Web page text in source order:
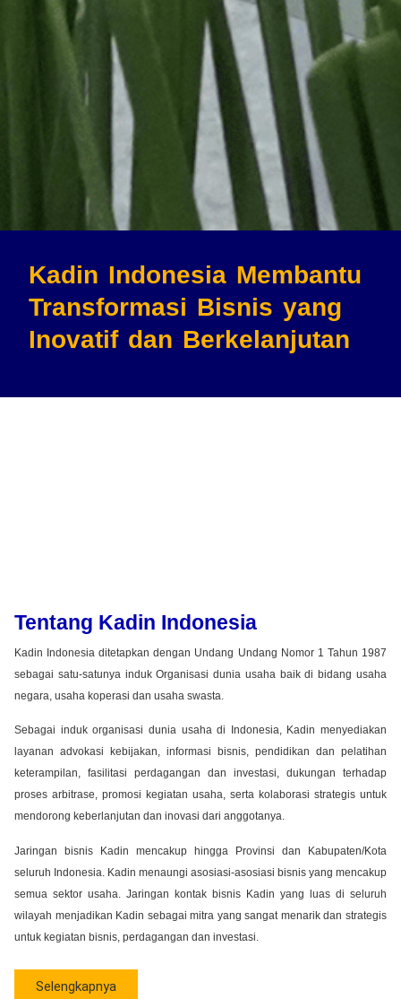
Kadin Indonesia Membantu
Transformasi Bisnis yang
Inovatif dan Berkelanjutan
Tentang Kadin Indonesia
Kadin Indonesia ditetapkan dengan Undang Undang Nomor 1 Tahun 1987
sebagai satu-satunya induk Organisasi dunia usaha baik di bidang usaha
negara, usaha koperasi dan usaha swasta.
Sebagai induk organisasi dunia usaha di Indonesia, Kadin menyediakan
layanan advokasi kebijakan, informasi bisnis, pendidikan dan pelatihan
keterampilan, fasilitasi perdagangan dan investasi, dukungan terhadap
proses arbitrase, promosi kegiatan usaha, serta kolaborasi strategis untuk
mendorong keberlanjutan dan inovasi dari anggotanya.
Jaringan bisnis Kadin mencakup hingga Provinsi dan Kabupaten/Kota
seluruh Indonesia. Kadin menaungi asosiasi-asosiasi bisnis yang mencakup
semua sektor usaha. Jaringan kontak bisnis Kadin yang luas di seluruh
wilayah menjadikan Kadin sebagai mitra yang sangat menarik dan strategis
untuk kegiatan bisnis, perdagangan dan investasi.
Selengkapnya